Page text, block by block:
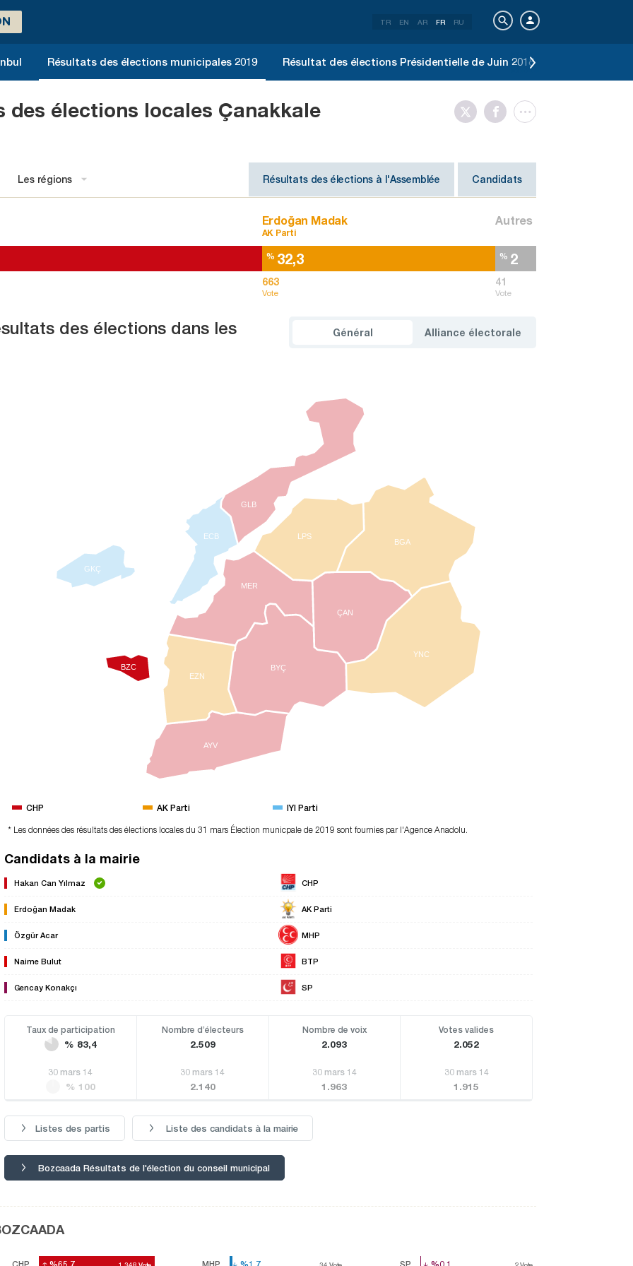
TR EN AR FR RU
Résultats des élections municipales 2019 Résultat des élections Présidentielle de Juin 2018
des élections locales Çanakkale
Les régions Résultats des élections à l'Assemblée Candidats
Erdoğan Madak
AK Parti
% 32,3
663
Vote
Autres
% 2
41
Vote
des élections dans les
Général Alliance électorale
AYV
BYÇ
BGA
BZC
ÇAN
MER
ECB
EZN
GLB
GKÇ
LPS
YNC
CHP AK Parti IYI Parti
* Les données des résultats des élections locales du 31 mars Élection municpale de 2019 sont fournies par l'Agence Anadolu.
Candidats à la mairie
Hakan Can Yılmaz CHP
Erdoğan Madak AK Parti
Özgür Acar MHP
Naime Bulut BTP
Gencay Konakçı SP
Taux de participation
% 83,4
Nombre d’électeurs
2.509
Nombre de voix
2.093
Votes valides
2.052
30 mars 14
% 100
30 mars 14
2.140
30 mars 14
1.963
30 mars 14
1.915
Listes des partis Liste des candidats à la mairie
Bozcaada Résultats de l'élection du conseil municipal
1.348 Vote
1.348 Vote 34 Vote
34 Vote 2 Vote
Vote